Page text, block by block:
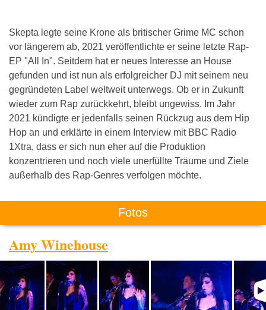
Skepta legte seine Krone als britischer Grime MC schon
vor längerem ab, 2021 veröffentlichte er seine letzte Rap-
EP "All In". Seitdem hat er neues Interesse an House
gefunden und ist nun als erfolgreicher DJ mit seinem neu
gegründeten Label weltweit unterwegs. Ob er in Zukunft
wieder zum Rap zurückkehrt, bleibt ungewiss. Im Jahr
2021 kündigte er jedenfalls seinen Rückzug aus dem Hip
Hop an und erklärte in einem Interview mit BBC Radio
1Xtra, dass er sich nun eher auf die Produktion
konzentrieren und noch viele unerfüllte Träume und Ziele
außerhalb des Rap-Genres verfolgen möchte.
Fotos
Amy Winehouse